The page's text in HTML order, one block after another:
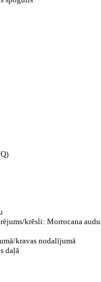
krēsli: Morrocana
kravas nodalījumā
daļā